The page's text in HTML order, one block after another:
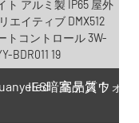
IES暗室テスト